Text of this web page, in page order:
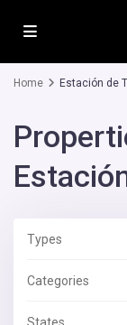
Home Estación de
Types
Categories